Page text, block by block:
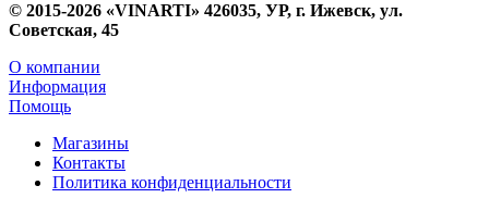
© 2015-2026 «VINARTI» 426035, УР, г. Ижевск, ул.
Советская, 45
О компании
Информация
Помощь
Магазины
Контакты
Политика конфиденциальности